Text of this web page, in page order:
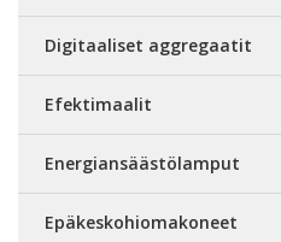
Digitaaliset aggregaatit
Efektimaalit
Energiansäästölamput
Epäkeskohiomakoneet